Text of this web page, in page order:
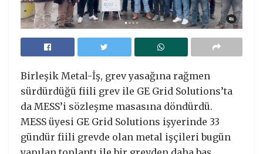
Birleşik Metal-İş, grev yasağına rağmen
sürdürdüğü fiili grev ile GE Grid Solutions’ta
da MESS’i sözleşme masasına döndürdü.
MESS üyesi GE Grid Solutions işyerinde 33
gündür fiili grevde olan metal işçileri bugün